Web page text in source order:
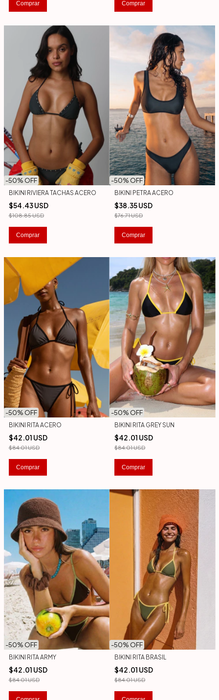
Comprar Comprar
-50% OFF
BIKINI RIVIERA TACHAS ACERO
$54.43 USD
$108.85 USD
Comprar
-50% OFF
BIKINI PETRA ACERO
$38.35 USD
$76.71 USD
Comprar
-50% OFF
BIKINI RITA ACERO
$42.01 USD
$84.01 USD
Comprar
-50% OFF
BIKINI RITA GREY SUN
$42.01 USD
$84.01 USD
Comprar
-50% OFF
BIKINI RITA ARMY
$42.01 USD
$84.01 USD
-50% OFF
BIKINI RITA BRASIL
$42.01 USD
$84.01 USD